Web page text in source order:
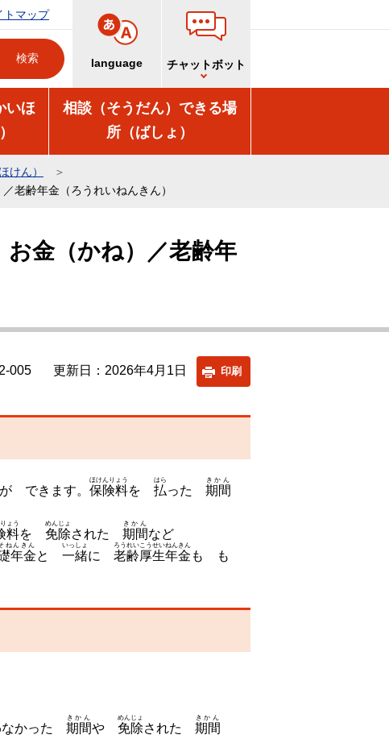
トマップ
language チャットボット
いほ
相談（そうだん）できる場
所（ばしょ）
けん）
齢年金（ろうれいねんきん）
金（かね）／老齢年
005 更新日：2026年4月1日 印刷
できます。 保険料
ほけんりょう
を 払
はら
った 期間
きかん
料
ょう
を 免除
めんじょ
された 期間
きかん
など
年金
ねんきん
と 一緒
いっしょ
に 老齢厚生年金
ろうれいこうせいねんきん
も も
なかった 期間
きかん
や 免除
めんじょ
された 期間
きかん